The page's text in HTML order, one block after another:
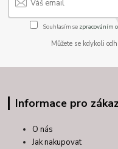
Souhlasím se zpracováním
Můžete se kdykoli
Informace pro
O nás
Jak nakupovat